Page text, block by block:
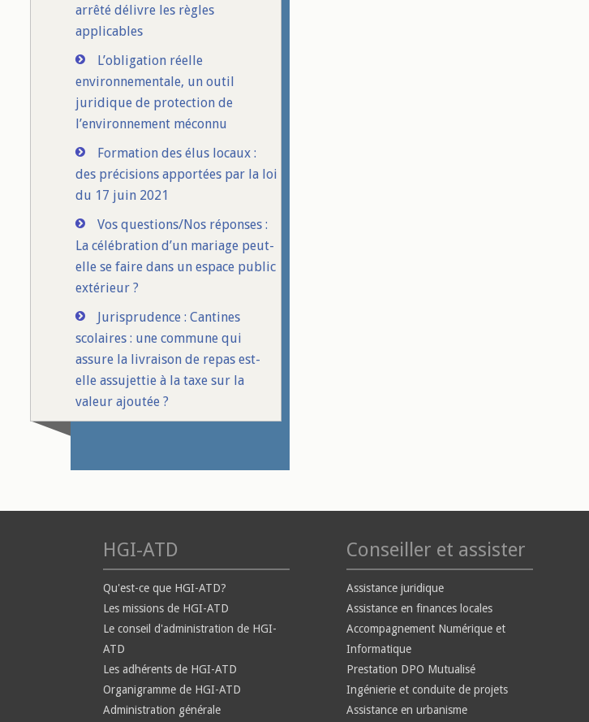
arrêté délivre les règles
applicables
L’obligation réelle
environnementale, un outil
juridique de protection de
l’environnement méconnu
Formation des élus locaux :
des précisions apportées par la loi
du 17 juin 2021
Vos questions/Nos réponses :
La célébration d’un mariage peut-
elle se faire dans un espace public
extérieur ?
Jurisprudence : Cantines
scolaires : une commune qui
assure la livraison de repas est-
elle assujettie à la taxe sur la
valeur ajoutée ?
HGI-ATD
Qu'est-ce que HGI-ATD?
Les missions de HGI-ATD
Le conseil d'administration de HGI-
ATD
Les adhérents de HGI-ATD
Organigramme de HGI-ATD
Administration générale
Conseiller et assister
Assistance juridique
Assistance en finances locales
Accompagnement Numérique et
Informatique
Prestation DPO Mutualisé
Ingénierie et conduite de projets
Assistance en urbanisme